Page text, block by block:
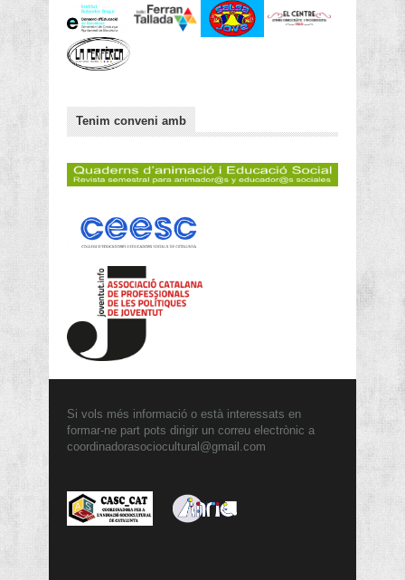
Tenim conveni amb
Si vols més informació o està interessats en
formar-ne part pots dirigir un correu electrònic a
coordinadorasociocultural@gmail.com